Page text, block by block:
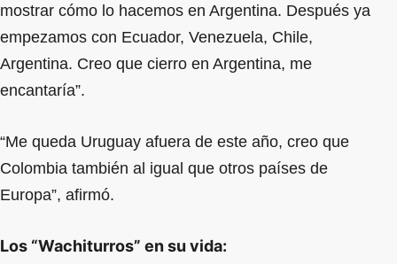
mostrar cómo lo hacemos en Argentina. Después ya
empezamos con Ecuador, Venezuela, Chile,
Argentina. Creo que cierro en Argentina, me
encantaría”.
“Me queda Uruguay afuera de este año, creo que
Colombia también al igual que otros países de
Europa”, afirmó.
Los “Wachiturros” en su vida: